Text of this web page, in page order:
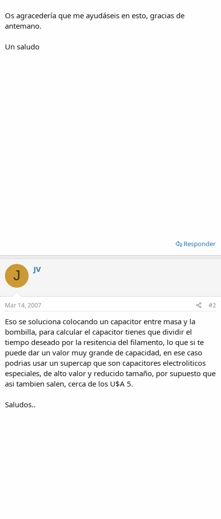
Os agracedería que me ayudáseis en esto, gracias de
antemano.
Un saludo
Responder
J JV
Mar 14, 2007 #2
Eso se soluciona colocando un capacitor entre masa y la
bombilla, para calcular el capacitor tienes que dividir el
tiempo deseado por la resitencia del filamento, lo que si te
puede dar un valor muy grande de capacidad, en ese caso
podrias usar un supercap que son capacitores electroliticos
especiales, de alto valor y reducido tamaño, por supuesto que
asi tambien salen, cerca de los U$A 5.
Saludos..